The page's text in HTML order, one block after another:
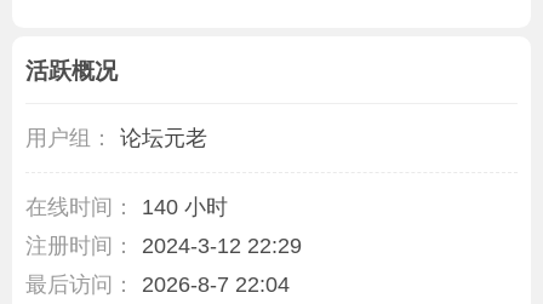
活跃概况
用户组： 论坛元老
在线时间：
140 小时
注册时间：
2024-3-12 22:29
最后访问：
2026-8-7 22:04